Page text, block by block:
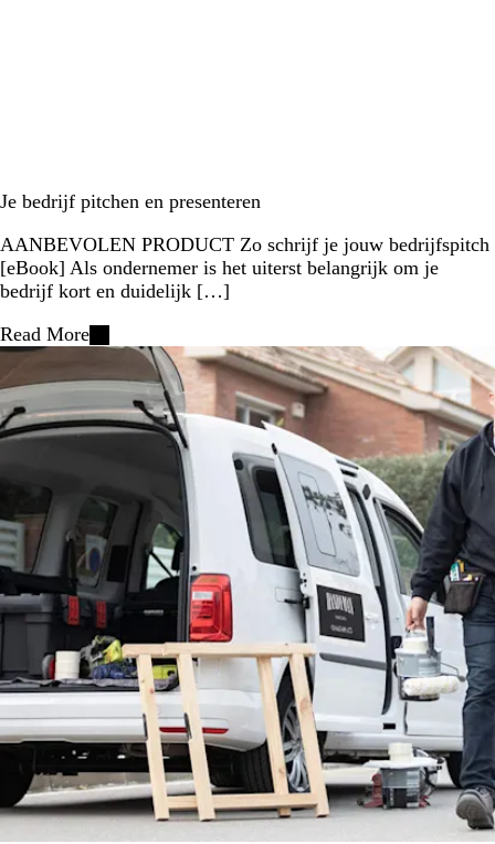
Je bedrijf pitchen en presenteren
AANBEVOLEN PRODUCT Zo schrijf je jouw bedrijfspitch
[eBook] Als ondernemer is het uiterst belangrijk om je
bedrijf kort en duidelijk […]
Read More